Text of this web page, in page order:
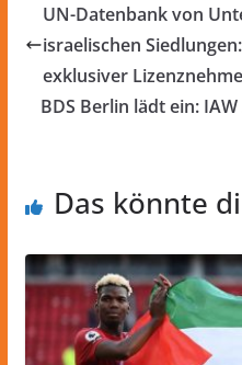
UN-Datenbank von
israelischen
exklusiver
BDS Berlin lädt ein:
Das könnte